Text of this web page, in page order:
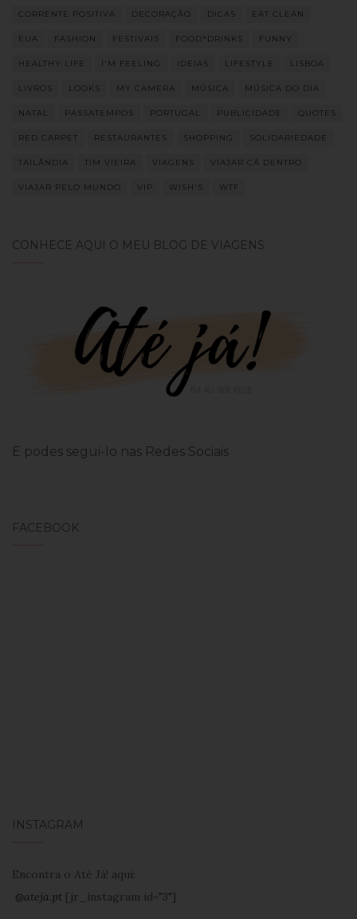
CORRENTE POSITIVA DECORAÇÃO DICAS EAT CLEAN
EUA FASHION FESTIVAIS FOOD*DRINKS FUNNY
HEALTHY LIFE I'M FEELING IDEIAS LIFESTYLE LISBOA
LIVROS LOOKS MY CAMERA MÚSICA MÚSICA DO DIA
NATAL PASSATEMPOS PORTUGAL PUBLICIDADE QUOTES
RED CARPET RESTAURANTES SHOPPING SOLIDARIEDADE
TAILÂNDIA TIM VIEIRA VIAGENS VIAJAR CÁ DENTRO
VIAJAR PELO MUNDO VIP WISH'S WTF
CONHECE AQUI O MEU BLOG DE VIAGENS
E podes segui-lo nas Redes Sociais
FACEBOOK
INSTAGRAM
Encontra o Até Já! aqui:
@ateja.pt [jr_instagram id="3"]